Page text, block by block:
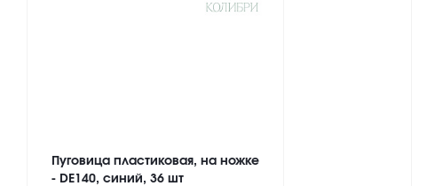
Пуговица пластиковая, на ножке
- DE140, синий, 36 шт